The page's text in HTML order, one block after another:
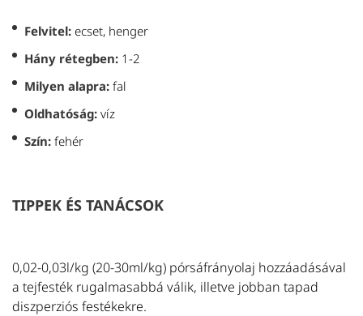
Felvitel: ecset, henger
Hány rétegben: 1-2
Milyen alapra: fal
Oldhatóság: víz
Szín: fehér
TIPPEK ÉS TANÁCSOK
0,02-0,03l/kg (20-30ml/kg) pórsáfrányolaj hozzáadásával
a tejfesték rugalmasabbá válik, illetve jobban tapad
diszperziós festékekre.